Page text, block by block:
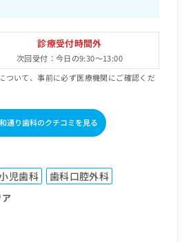
診療受付時間外
次回受付：今日の9:30～13:00
ついて、事前に必ず医療機関にご確認くだ
通り歯科のクチコミを見る
児歯科 歯科口腔外科